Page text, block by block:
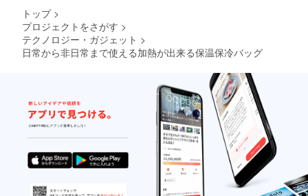
トップ >
プロジェクトをさがす >
テクノロジー・ガジェット >
日常から非日常まで使える加熱が出来る保温保冷バッグ